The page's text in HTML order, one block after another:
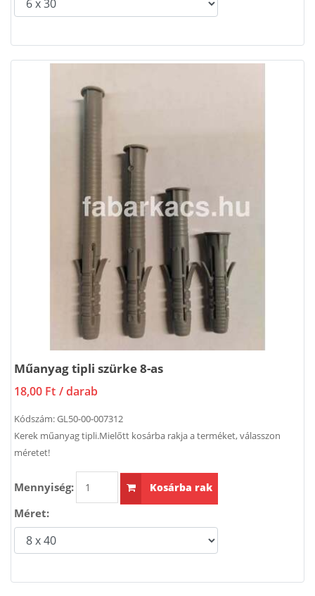
Műanyag tipli szürke 8-as
18,00 Ft / darab
Kódszám:GL50-00-007312
Kerek műanyag tipli.Mielőtt kosárba rakja a terméket, válasszon
méretet!
Mennyiség: Kosárba rak
Méret: